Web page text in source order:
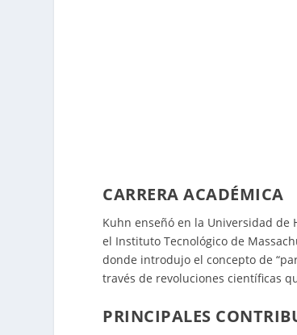
CARRERA ACADÉMICA
Kuhn enseñó en la Universidad de
el Instituto Tecnológico de
donde introdujo el concepto de
través de revoluciones científicas
PRINCIPALES